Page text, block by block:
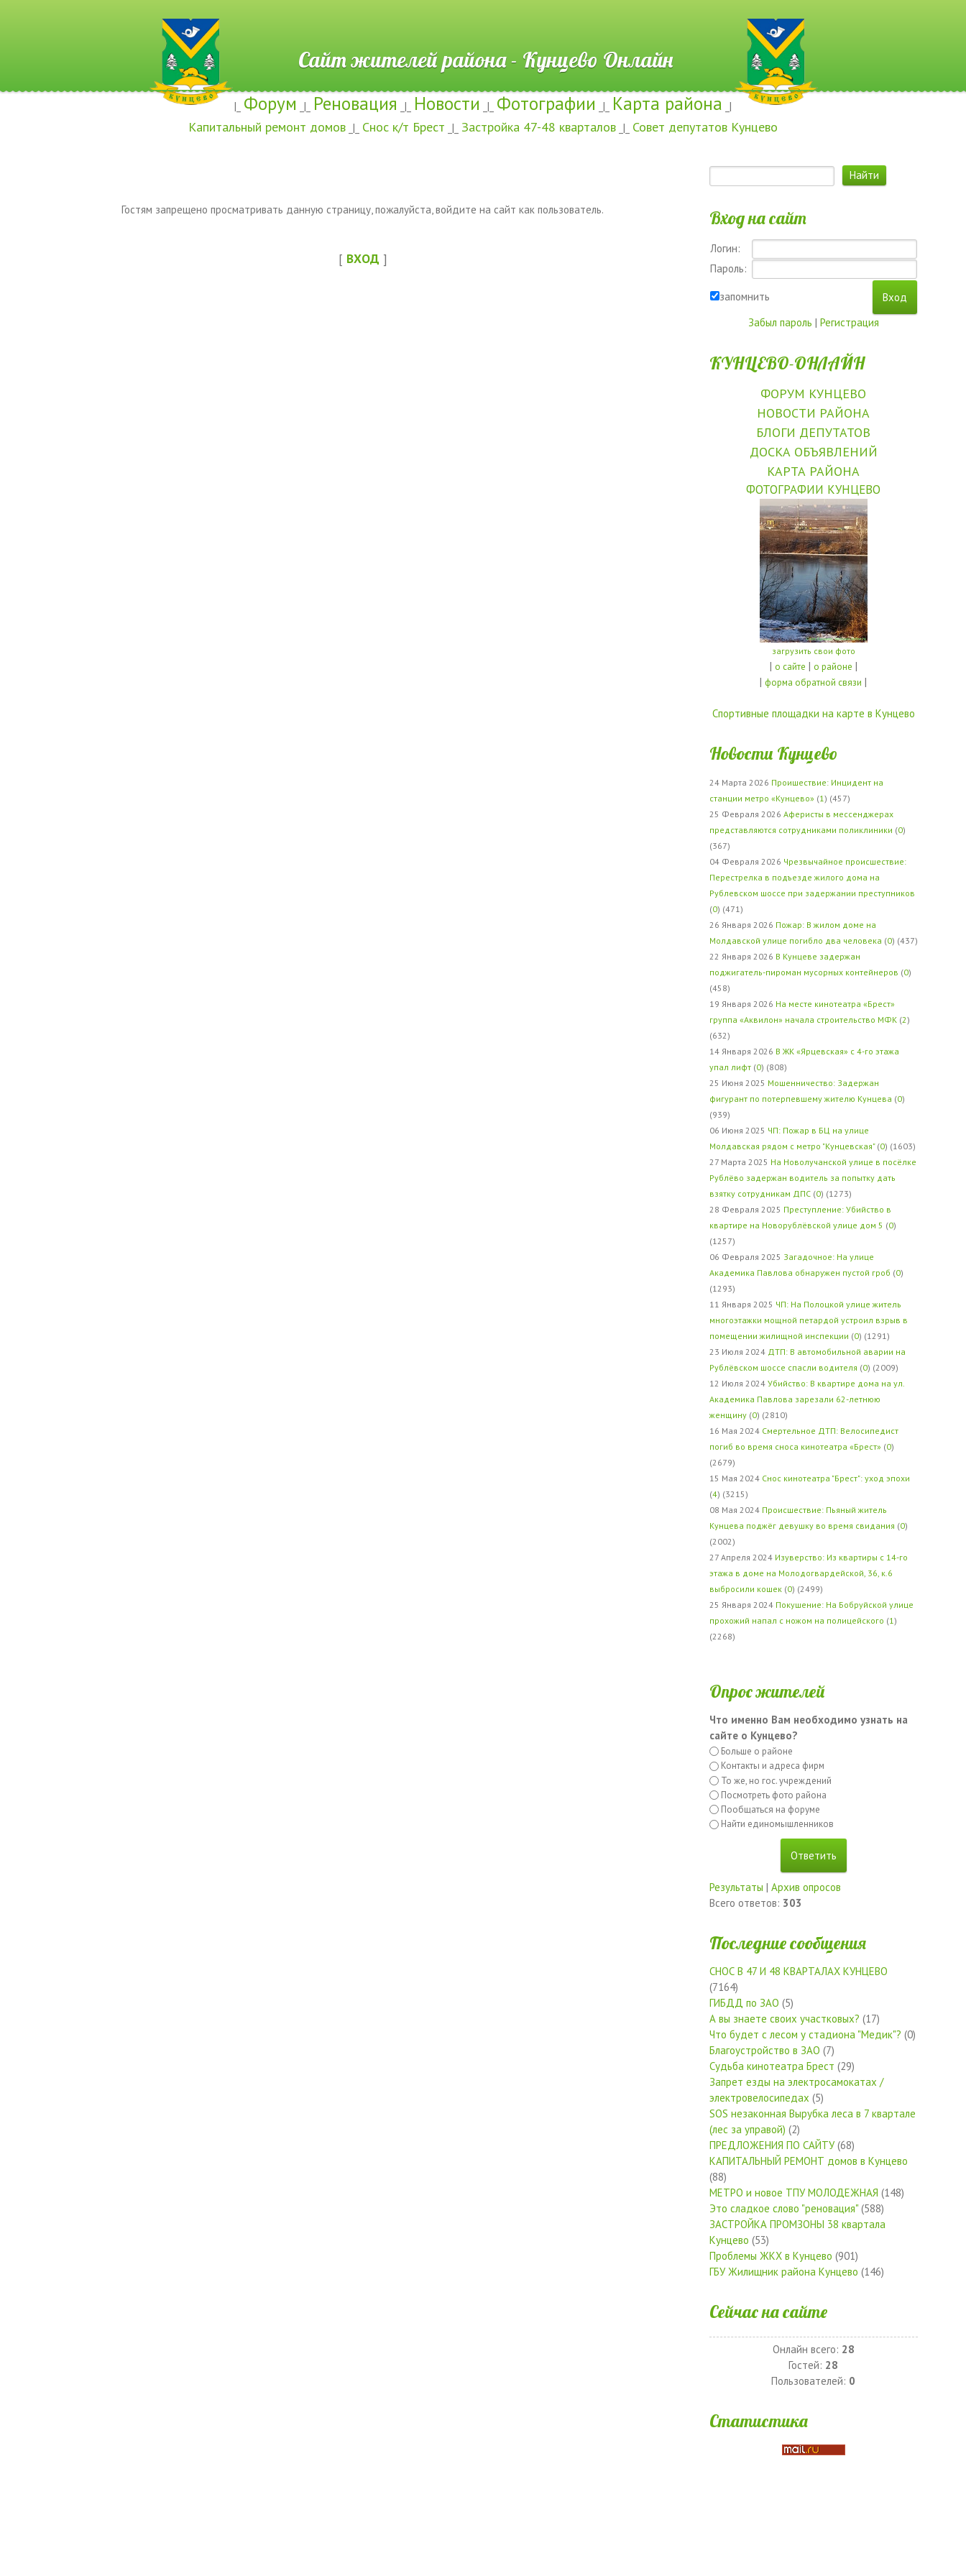
Сайт жителей района - Кунцево Онлайн
|_ Форум _|_ Реновация _|_ Новости _|_ Фотографии _|_ Карта района _|
Капитальный ремонт домов _|_ Снос к/т Брест _|_ Застройка 47-48 кварталов _|_ Совет депутатов Кунцево
Гостям запрещено просматривать данную страницу, пожалуйста, войдите на сайт как пользователь.
[ ВХОД ]
Вход на сайт
Логин:
Пароль:
запомнить
Забыл пароль | Регистрация
КУНЦЕВО-ОНЛАЙН
ФОРУМ КУНЦЕВО
НОВОСТИ РАЙОНА
БЛОГИ ДЕПУТАТОВ
ДОСКА ОБЪЯВЛЕНИЙ
КАРТА РАЙОНА
ФОТОГРАФИИ КУНЦЕВО
загрузить свои фото
| о сайте | о районе |
|форма обратной связи |
Спортивные площадки на карте в Кунцево
Новости Кунцево
24 Марта 2026 Проишествие: Инцидент на
станции метро «Кунцево» (1) (457)
25 Февраля 2026 Аферисты в мессенджерах
представляются сотрудниками поликлиники (0)
(367)
04 Февраля 2026 Чрезвычайное происшествие:
Перестрелка в подъезде жилого дома на
Рублевском шоссе при задержании преступников
(0) (471)
26 Января 2026 Пожар: В жилом доме на
Молдавской улице погибло два человека (0) (437)
22 Января 2026 В Кунцеве задержан
поджигатель-пироман мусорных контейнеров (0)
(458)
19 Января 2026 На месте кинотеатра «Брест»
группа «Аквилон» начала строительство МФК (2)
(632)
14 Января 2026 В ЖК «Ярцевская» с 4-го этажа
упал лифт (0) (808)
25 Июня 2025 Мошенничество: Задержан
фигурант по потерпевшему жителю Кунцева (0)
(939)
06 Июня 2025 ЧП: Пожар в БЦ на улице
Молдавская рядом с метро "Кунцевская" (0) (1603)
27 Марта 2025 На Новолучанской улице в посёлке
Рублёво задержан водитель за попытку дать
взятку сотрудникам ДПС (0) (1273)
28 Февраля 2025 Преступление: Убийство в
квартире на Новорублёвской улице дом 5 (0)
(1257)
06 Февраля 2025 Загадочное: На улице
Академика Павлова обнаружен пустой гроб (0)
(1293)
11 Января 2025 ЧП: На Полоцкой улице житель
многоэтажки мощной петардой устроил взрыв в
помещении жилищной инспекции (0) (1291)
23 Июля 2024 ДТП: В автомобильной аварии на
Рублёвском шоссе спасли водителя (0) (2009)
12 Июля 2024 Убийство: В квартире дома на ул.
Академика Павлова зарезали 62-летнюю
женщину (0) (2810)
16 Мая 2024 Смертельное ДТП: Велосипедист
погиб во время сноса кинотеатра «Брест» (0)
(2679)
15 Мая 2024 Снос кинотеатра "Брест": уход эпохи
(4) (3215)
08 Мая 2024 Происшествие: Пьяный житель
Кунцева поджёг девушку во время свидания (0)
(2002)
27 Апреля 2024 Изуверство: Из квартиры с 14-го
этажа в доме на Молодогвардейской, 36, к.6
выбросили кошек (0) (2499)
25 Января 2024 Покушение: На Бобруйской улице
прохожий напал с ножом на полицейского (1)
(2268)
Опрос жителей
Что именно Вам необходимо узнать на
сайте о Кунцево?
Больше о районе
Контакты и адреса фирм
То же, но гос. учреждений
Посмотреть фото района
Пообщаться на форуме
Найти единомышленников
Результаты | Архив опросов
Всего ответов: 303
Последние сообщения
СНОС В 47 И 48 КВАРТАЛАХ КУНЦЕВО
(7164)
ГИБДД по ЗАО (5)
А вы знаете своих участковых? (17)
Что будет с лесом у стадиона "Медик"? (0)
Благоустройство в ЗАО (7)
Судьба кинотеатра Брест (29)
Запрет езды на электросамокатах /
электровелосипедах (5)
SOS незаконная Вырубка леса в 7 квартале
(лес за управой) (2)
ПРЕДЛОЖЕНИЯ ПО САЙТУ(68)
КАПИТАЛЬНЫЙ РЕМОНТ домов в Кунцево
(88)
МЕТРО и новое ТПУ МОЛОДЕЖНАЯ (148)
Это сладкое слово "реновация"(588)
ЗАСТРОЙКА ПРОМЗОНЫ 38 квартала
Кунцево (53)
Проблемы ЖКХ в Кунцево (901)
ГБУ Жилищник района Кунцево (146)
Сейчас на сайте
Онлайн всего: 28
Гостей: 28
Пользователей: 0
Статистика